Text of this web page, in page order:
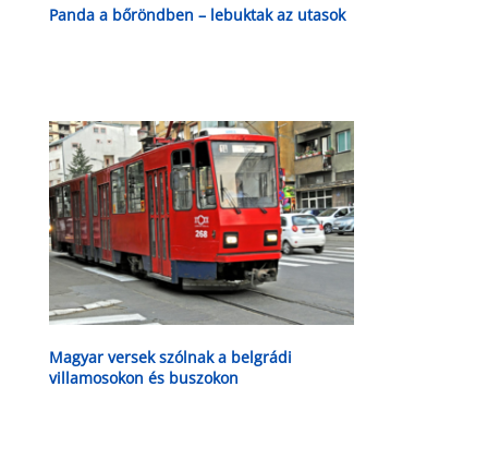
Panda a bőröndben – lebuktak az utasok
Magyar versek szólnak a belgrádi
villamosokon és buszokon